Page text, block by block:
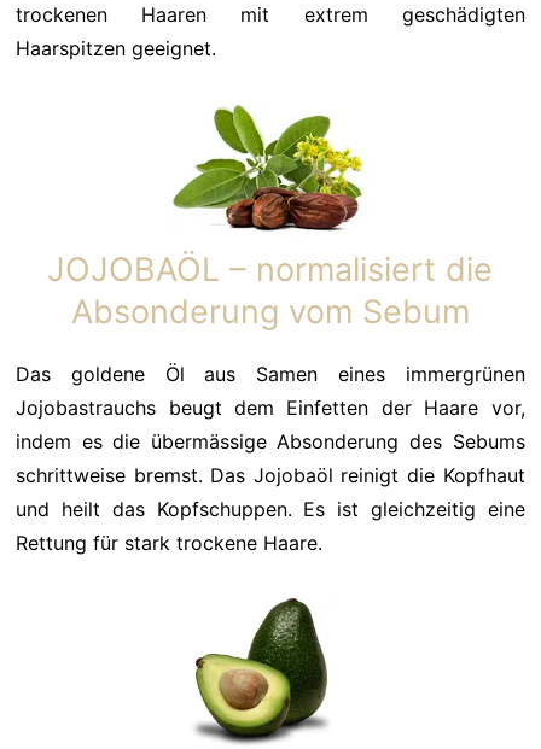
trockenen Haaren mit extrem geschädigten
Haarspitzen geeignet.
JOJOBAÖL – normalisiert die
Absonderung vom Sebum
Das goldene Öl aus Samen eines immergrünen
Jojobastrauchs beugt dem Einfetten der Haare vor,
indem es die übermässige Absonderung des Sebums
schrittweise bremst. Das Jojobaöl reinigt die Kopfhaut
und heilt das Kopfschuppen. Es ist gleichzeitig eine
Rettung für stark trockene Haare.